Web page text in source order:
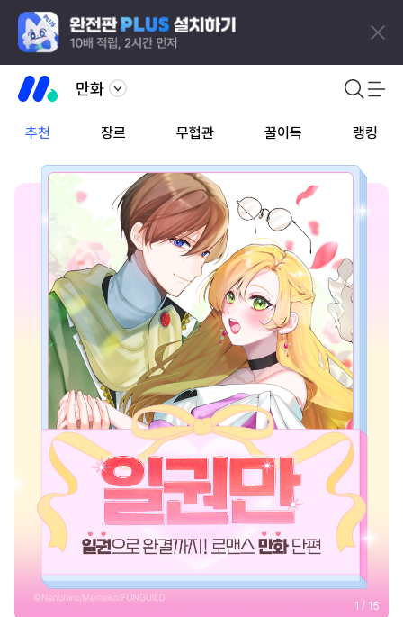
만화
추천 장르 무협관 꿀이득 랭킹
2 / 15